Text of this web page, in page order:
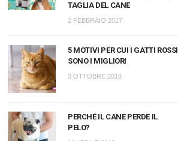
TAGLIA DEL CANE
2 FEBBRAIO 2017
5 MOTIVI PER CUI I GATTI ROSSI
SONO I MIGLIORI
3 OTTOBRE 2018
PERCHÉ IL CANE PERDE IL
PELO?